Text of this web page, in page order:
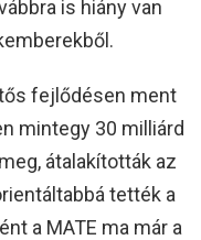
is hiány van
fejlődésen ment
mintegy 30 milliárd
átalakították az
tették a
a MATE ma már a